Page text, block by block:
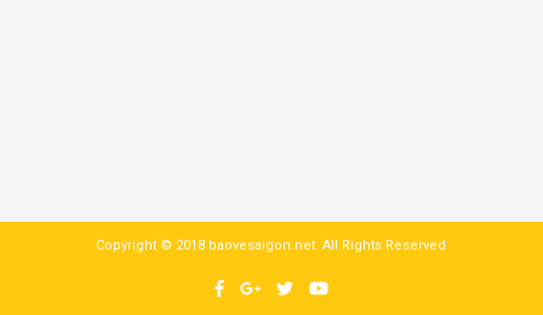
Copyright © 2018 baovesaigon.net. All Rights Reserved